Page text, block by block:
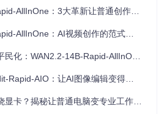
个值得尝试的选择。立即加入，一起
H. Nakamura, P. Ishwar and J.
on Computer Vision and Pattern
：3大革新让普通创作者也能制作专业级视频
：AI视频创作的范式革新，从技术突破到产业落地
WAN2.2-14B-Rapid-AllInOne全栈解决方案
AIO：让AI图像编辑变得简单高效
？揭秘让普通电脑变专业工作站的黑科技